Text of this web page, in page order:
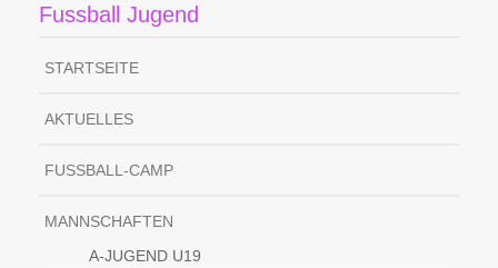
Fussball Jugend
STARTSEITE
AKTUELLES
FUSSBALL-CAMP
MANNSCHAFTEN
A-JUGEND U19